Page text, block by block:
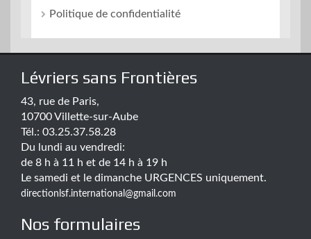
Politique de confidentialité
Lévriers sans Frontières
43, rue de Paris,
10700 Villette-sur-Aube
Tél.: 03.25.37.58.28
Du lundi au vendredi:
de 8 h à 11 h et de 14 h à 19 h
Le samedi et le dimanche URGENCES uniquement.
directionlsf.international@gmail.com
Nos formulaires